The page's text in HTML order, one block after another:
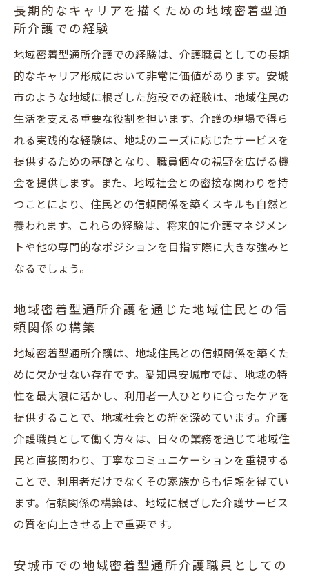
長期的なキャリアを描くための地域密着型通
所介護での経験
地域密着型通所介護での経験は、介護職員としての長期
的なキャリア形成において非常に価値があります。安城
市のような地域に根ざした施設での経験は、地域住民の
生活を支える重要な役割を担います。介護の現場で得ら
れる実践的な経験は、地域のニーズに応じたサービスを
提供するための基礎となり、職員個々の視野を広げる機
会を提供します。また、地域社会との密接な関わりを持
つことにより、住民との信頼関係を築くスキルも自然と
養われます。これらの経験は、将来的に介護マネジメン
トや他の専門的なポジションを目指す際に大きな強みと
なるでしょう。
地域密着型通所介護を通じた地域住民との信
頼関係の構築
地域密着型通所介護は、地域住民との信頼関係を築くた
めに欠かせない存在です。愛知県安城市では、地域の特
性を最大限に活かし、利用者一人ひとりに合ったケアを
提供することで、地域社会との絆を深めています。介護
介護職員として働く方々は、日々の業務を通じて地域住
民と直接関わり、丁寧なコミュニケーションを重視する
ことで、利用者だけでなくその家族からも信頼を得てい
ます。信頼関係の構築は、地域に根ざした介護サービス
の質を向上させる上で重要です。
安城市での地域密着型通所介護職員としての